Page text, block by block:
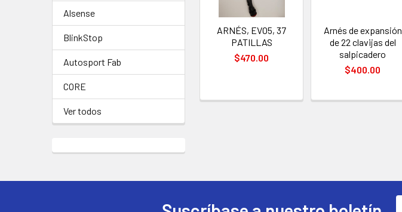
Alsense
BlinkStop
Autosport Fab
CORE
Ver todos
ARNÉS, EVO5, 37
PATILLAS
$470.00
Arnés de expansión
de 22 clavijas del
salpicadero
$400.00